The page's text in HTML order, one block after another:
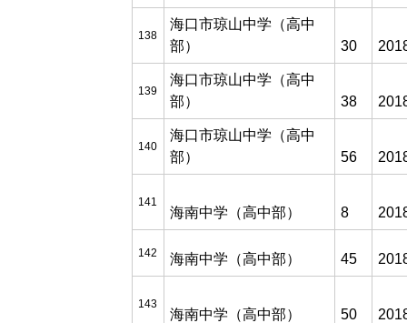
138
海口市琼山中学（高中
部）
30
139
海口市琼山中学（高中
部）
38
140
海口市琼山中学（高中
部）
56
141
海南中学（高中部） 8
142 海南中学（高中部） 45
143
海南中学（高中部） 50